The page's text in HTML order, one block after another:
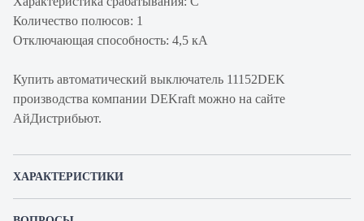
Количество полюсов: 1
Отключающая способность: 4,5 кА
Купить автоматический выключатель 11152DEK
производства компании DEKraft можно на сайте
АйДистрибьют.
ХАРАКТЕРИСТИКИ